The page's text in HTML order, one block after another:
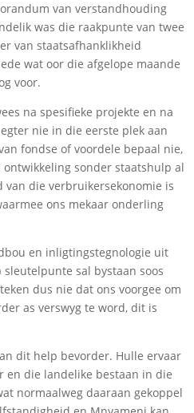
van verstandhouding
was die raakpunte van twee
van staatsafhanklikheid
wat oor die afgelope maande
voor.
na spesifieke projekte en na
nie in die eerste plek aan
fondse of voordele bepaal nie,
sonder staatshulp al
van die verbruikersekonomie is
ons mekaar onderling
en inligtingstegnologie uit
sal bystaan soos
dus nie dat ons voorgee om
as verswyg te word, dit is
dit help bevorder. Hulle ervaar
en die landelike bestaan in die
normaalweg daaraan gekoppel